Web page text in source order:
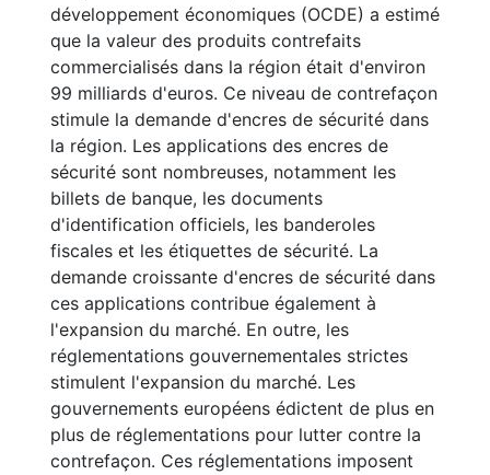
développement économiques (OCDE) a estimé
que la valeur des produits contrefaits
commercialisés dans la région était d'environ
99 milliards d'euros. Ce niveau de contrefaçon
stimule la demande d'encres de sécurité dans
la région. Les applications des encres de
sécurité sont nombreuses, notamment les
billets de banque, les documents
d'identification officiels, les banderoles
fiscales et les étiquettes de sécurité. La
demande croissante d'encres de sécurité dans
ces applications contribue également à
l'expansion du marché. En outre, les
réglementations gouvernementales strictes
stimulent l'expansion du marché. Les
gouvernements européens édictent de plus en
plus de réglementations pour lutter contre la
contrefaçon. Ces réglementations imposent